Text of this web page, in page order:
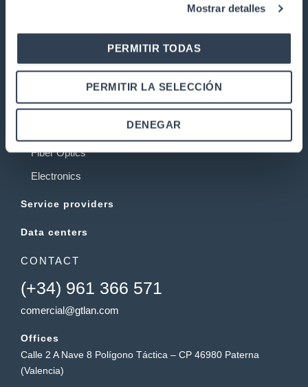
Mostrar detalles
PERMITIR TODAS
PERMITIR LA SELECCIÓN
DENEGAR
Warranty and returns
PRODUCTS
Telecommunications installations
Rack cabinets
Twisted copper pair network
Fiber Optics
Electronics
Service providers
Data centers
CONTACT
(+34) 961 366 571
comercial@gtlan.com
Offices
Calle 2 A Nave 8 Polígono Táctica – CP 46980 Paterna
(Valencia)